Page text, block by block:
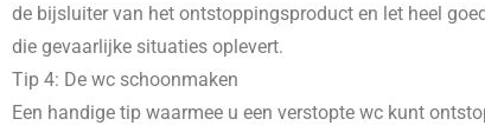
de bijsluiter van het ontstoppingsproduct en let heel
die gevaarlijke situaties oplevert.
Tip 4: De wc schoonmaken
Een handige tip waarmee u een verstopte wc kunt